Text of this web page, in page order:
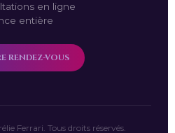
en ligne
entière
RENDEZ-VOUS
Ferrari. Tous droits réservés.